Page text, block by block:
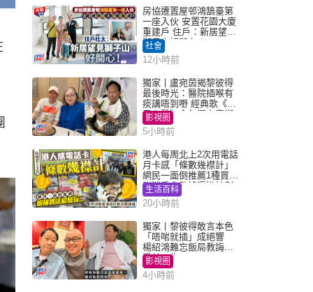
房協遷置屋邨鴻鵠臺第
一座入伙 安置花園大廈
重建戶 住戶：新居望見
獅子山好開心！
社會
12小時前
獨家丨盧宛茵揭黎彼得
最後時光：醫院插喉有
痰講唔到嘢 經典歌《浪
子心聲》金句源自廟街
睇相佬
影視圈
5小時前
港人每周北上2次用電話
月卡感「條數幾襟計」
網民一面倒推薦1種買法
附消委會數據漫遊計劃
消費提示
生活百科
20小時前
獨家丨黎彼得敢言本色
「唔啱就插」成絕響
楊紹鴻難忘飯局教誨：
受益一生
影視圈
4小時前